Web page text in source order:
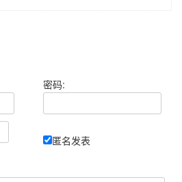
密码:
匿名发表